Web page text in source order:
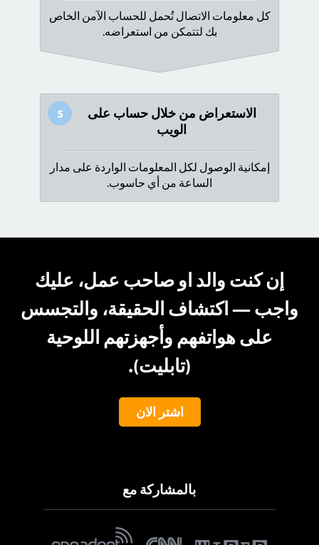
كل معلومات الاتصال تُحمل للحساب الآمن الخاص
بك لتتمكن من استعراضه.
5
الاستعراض من خلال حساب على
الويب
إمكانية الوصول لكل المعلومات الواردة على مدار
الساعة من أي حاسوب.
إن كنت والد او صاحب عمل، عليك
واجب — اكتشاف الحقيقة، والتجسس
على هواتفهم وأجهزتهم اللوحية
(تابليت).
اشتر الان
بالمشاركة مع